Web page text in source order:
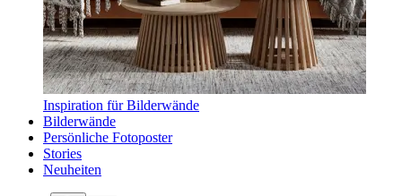
Inspiration für Bilderwände
Bilderwände
Persönliche Fotoposter
Stories
Neuheiten